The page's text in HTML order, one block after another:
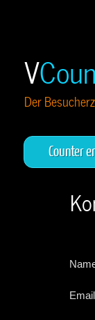
V
Der
Counter